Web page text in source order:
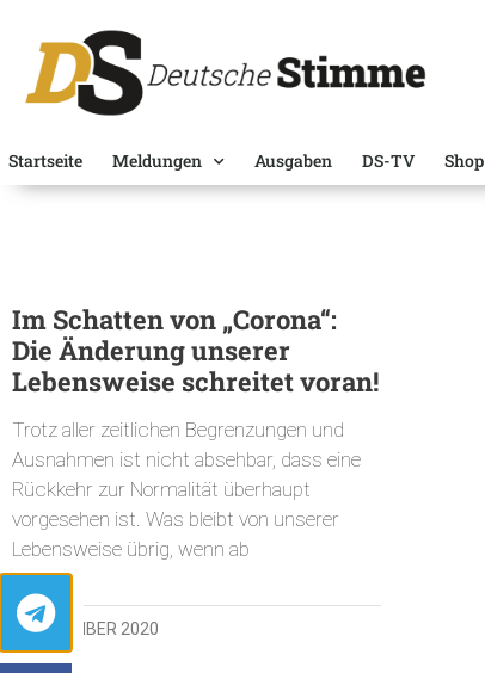
Startseite Meldungen Ausgaben DS-TV Shop
Im Schatten von „Corona“:
Die Änderung unserer
Lebensweise schreitet voran!
Trotz aller zeitlichen Begrenzungen und
Ausnahmen ist nicht absehbar, dass eine
Rückkehr zur Normalität überhaupt
vorgesehen ist. Was bleibt von unserer
Lebensweise übrig, wenn ab
1. NOVEMBER 2020